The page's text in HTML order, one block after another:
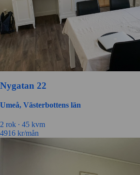
Nygatan 22
Umeå, Västerbottens län
2 rok ∙ 45 kvm
4916 kr/mån